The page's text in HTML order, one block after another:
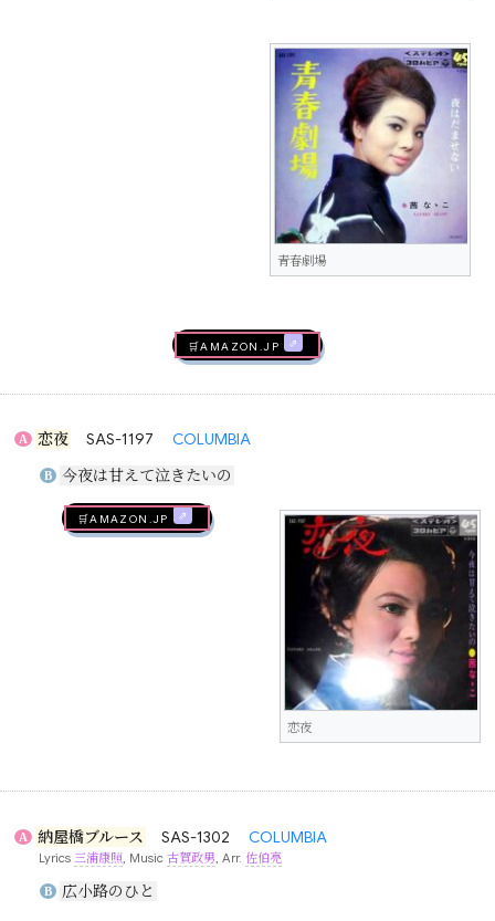
青春劇場
🛒AMAZON.jp
A 恋夜 SAS-1197 COLUMBIA
B 今夜は甘えて泣きたいの
恋夜
🛒AMAZON.jp
A 納屋橋ブルース SAS-1302 COLUMBIA
Lyrics 三浦康照 , Music古賀政男 , Arr.佐伯亮
B 広小路のひと